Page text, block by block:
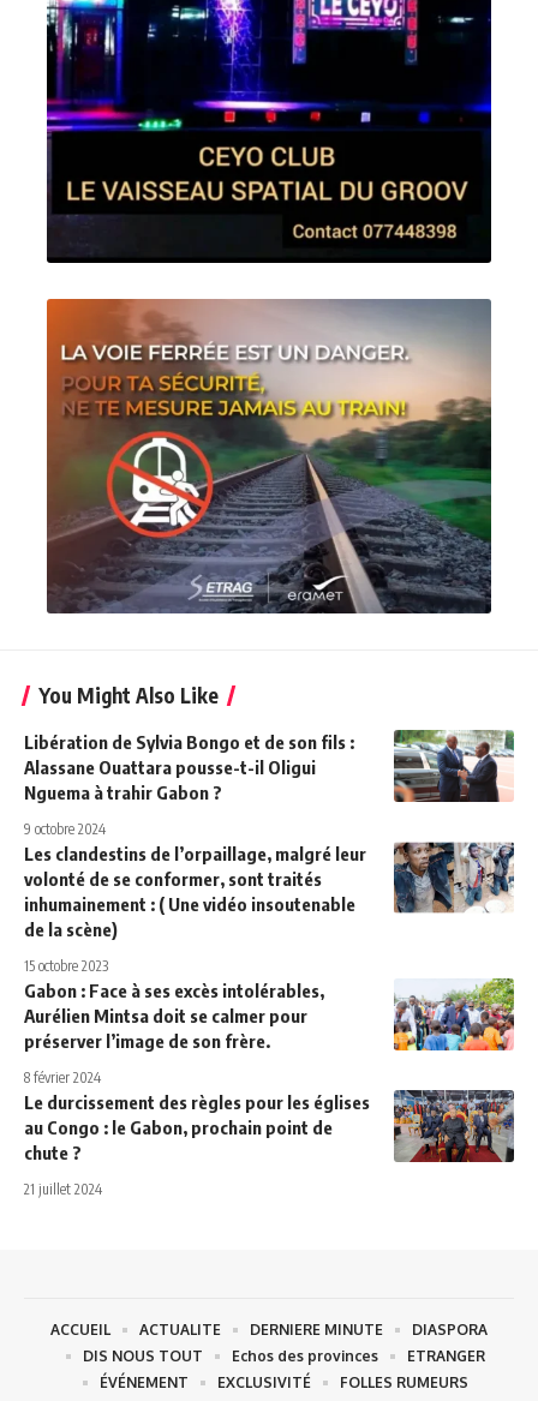
You Might Also Like
Libération de Sylvia Bongo et de son fils :
Alassane Ouattara pousse-t-il Oligui
Nguema à trahir Gabon ?
9 octobre 2024
Les clandestins de l’orpaillage, malgré leur
volonté de se conformer, sont traités
inhumainement : ( Une vidéo insoutenable
de la scène)
15 octobre 2023
Gabon : Face à ses excès intolérables,
Aurélien Mintsa doit se calmer pour
préserver l’image de son frère.
8 février 2024
Le durcissement des règles pour les églises
au Congo : le Gabon, prochain point de
chute ?
21 juillet 2024
ACCUEIL ACTUALITE DERNIERE MINUTE
DIASPORA
DIS NOUS TOUT
Echos des provinces
ETRANGER
ÉVÉNEMENT
EXCLUSIVITÉ
FOLLES RUMEURS